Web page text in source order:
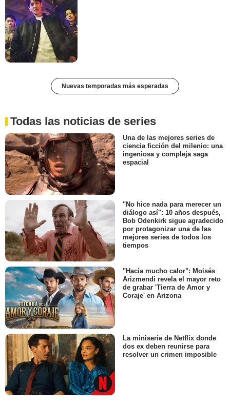
Nuevas temporadas más esperadas
Todas las noticias de series
Una de las mejores series de
ciencia ficción del milenio: una
ingeniosa y compleja saga
espacial
"No hice nada para merecer un
diálogo así": 10 años después,
Bob Odenkirk sigue agradecido
por protagonizar una de las
mejores series de todos los
tiempos
"Hacía mucho calor": Moisés
Arizmendi revela el mayor reto
de grabar 'Tierra de Amor y
Coraje' en Arizona
La miniserie de Netflix donde
dos ex deben reunirse para
resolver un crimen imposible